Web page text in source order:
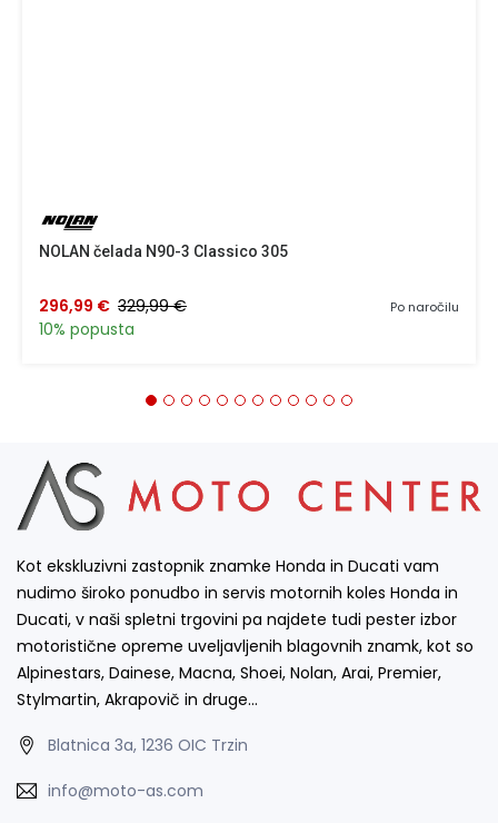
NOLAN čelada N90-3 Classico 305
Po naročilu
296,99 € 329,99 €
10% popusta
Kot ekskluzivni zastopnik znamke Honda in Ducati vam
nudimo široko ponudbo in servis motornih koles Honda in
Ducati, v naši spletni trgovini pa najdete tudi pester izbor
motoristične opreme uveljavljenih blagovnih znamk, kot so
Alpinestars, Dainese, Macna, Shoei, Nolan, Arai, Premier,
Stylmartin, Akrapovič in druge…
Blatnica 3a, 1236 OIC Trzin
info@moto-as.com